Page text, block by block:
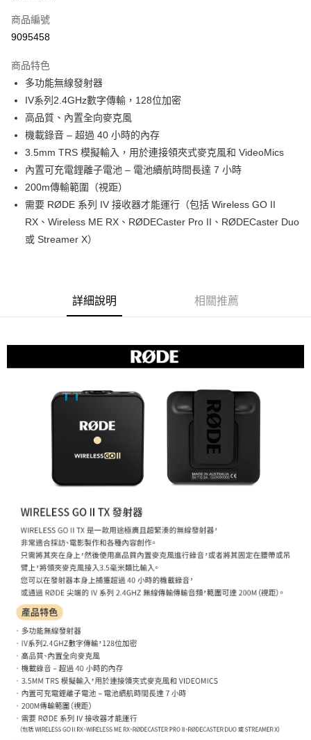
信用卡分期付款
合作金庫商業銀行
華南商業銀行
上海商業儲蓄銀行
台北富邦商業銀行
國泰世華商業銀行
臺灣中小企業銀行
匯豐（台灣）商業銀行
華泰商業銀行
遠東國際商業銀行
元大商業銀行
永豐商業銀行
玉山商業銀行
台新國際商業銀行
中國信託商業銀行
台灣樂天信用卡公司
6 期 0 利率 每期
華南商業銀行
彰化商業銀行
上海商業儲蓄銀行
國泰世華商業銀行
臺灣中小企業銀行
台中商業銀行
匯豐（台灣）商業銀行
華泰商業銀行
聯邦商業銀行
元大商業銀行
玉山商業銀行
星展（台灣）商業銀行
台新國際商業銀行
中國信託商業銀行
台灣樂天信用卡公司
12 期 0 利率 每期
合作金庫商業銀行
上海商業儲蓄銀行
國泰世華商業銀行
兆豐國際商業銀行
臺灣中小企業銀行
台中商業銀行
匯豐（台灣）商業銀行
聯邦商業銀行
遠東國際商業銀行
台新國際商業銀行
超商取貨付款
LINE Pay
Apple Pay
街口支付
悠遊付
Google Pay
AFTEE先享後付是「在收到商品之後才付款」的支付方式。 讓您購物簡單
１．簡單：不需註冊會員、不需綁卡、不需儲值。
２．便利：只要手機號碼，簡訊認證，即可結帳。
【「AFTEE先享後付」結帳流程】
１．於結帳方式選擇「AFTEE先享後付」後，將跳轉至「AFTEE先享後付」
結帳頁面，進行簡訊認證並確認金額後，即可完成結帳。
２．訂單成立數日內，您將收到繳費通知簡訊。
ATM／網路銀行／等多元方式進行付款，方視為交易完成。
※ 請注意：結帳手續完成當下不需立刻繳費，但若您需要取消訂單，請聯絡
購買商品的店家。未經商家同意取消之訂單仍視為有效，需透過AFTEE先享
後付繳納相關費用。
※ 交易是否成功請以「AFTEE先享後付 」之結帳頁面顯示為準，若有關於
是否繳費成功／繳費後需取消欲退款等相關疑問，請聯繫「AFTEE先享後付
客戶支援中心」https://netprotections.freshdesk.com/support/home
【注意事項】
１．透過由恩沛科技股份有限公司提供之「AFTEE先享後付」服務完成之交
易，需依本服務之必要範圍內提供個人資料，並將交易相關給付款項請求債
權轉讓予恩沛科技股份有限公司。
２．關於個人資料處理事宜，請瀏覽以下網址：
https://aftee.tw/terms/#terms3
３．未成年的使用者請事先徵得法定代理人或監護人之同意方可使用
「AFTEE先享後付」，若未經同意申辦者引起之損失，本公司不負相關責
任。
４．使用「AFTEE先享後付」時，將依據個別帳號之用戶狀況，依本公司即
時審查核予不同之上限額度；若仍有額度不足之情形，本公司將視審查結果
ATM付款
運送方式
每筆NT$60，滿NT$399(含以上)免運費
每筆NT$60，滿NT$399(含以上)免運費
7-11取貨付款
每筆NT$60，滿NT$399(含以上)免運費
宅配
每筆NT$75，滿NT$399(含以上)免運費
免運費
商品編號
9095458
商品特色
多功能無線發射器
IV系列2.4GHz數字傳輸，128位加密
高品質、內置全向麥克風
機載錄音 – 超過 40 小時的內存
3.5mm TRS 模擬輸入，用於連接領夾式麥克風和 VideoMics
內置可充電鋰離子電池 – 電池續航時間長達 7 小時
200m傳輸範圍（視距）
需要 RØDE 系列 IV 接收器才能運行（包括 Wireless GO II
RX、Wireless ME RX、RØDECaster Pro II、RØDECaster Duo
或 Streamer X）
詳細說明 相關推薦